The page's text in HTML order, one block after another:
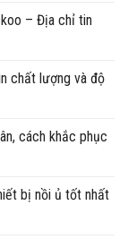
– Địa chỉ tin
chất lượng và độ
cách khắc phục
bị nồi ủ tốt nhất